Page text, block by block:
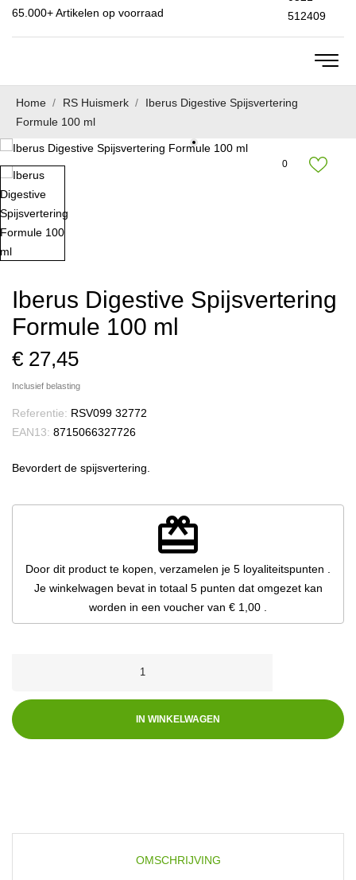
65.000+Artikelen op voorraad
512409
Home RS Huismerk
Iberus Digestive Spijsvertering
Formule 100 ml
0
Iberus Digestive Spijsvertering
Formule 100 ml
€ 27,45
Inclusief belasting
Referentie: RSV099 32772
EAN13: 8715066327726
Bevordert de spijsvertering.
redeem
Door dit product te kopen, verzamelen je 5 loyaliteitspunten
Je winkelwagen bevat in totaal 5punten dat omgezet kan
worden in een voucher van € 1,00
IN WINKELWAGEN
OMSCHRIJVING